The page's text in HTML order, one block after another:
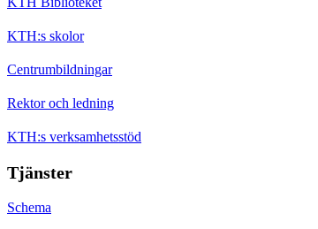
KTH:s skolor
Centrumbildningar
Rektor och ledning
KTH:s verksamhetsstöd
Tjänster
Schema